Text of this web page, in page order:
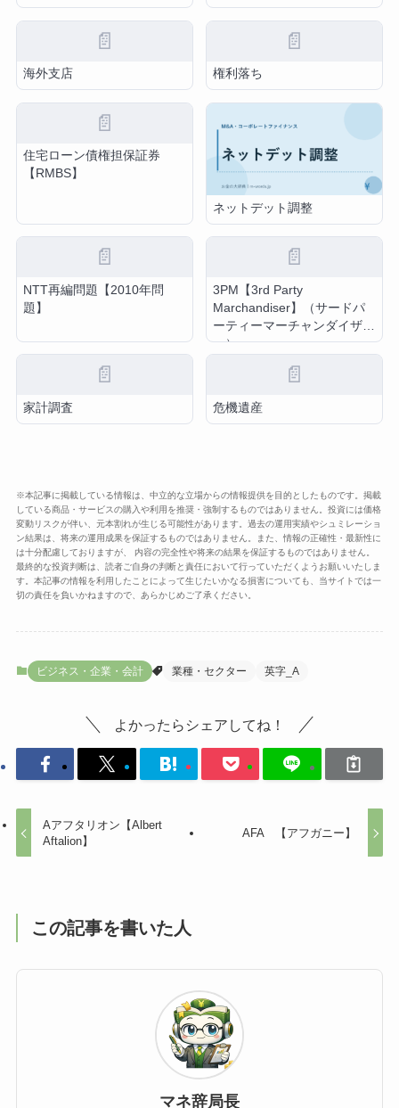
📄
海外支店
📄
権利落ち
📄
住宅ローン債権担保証券
【RMBS】
ネットデット調整
📄
NTT再編問題【2010年問
題】
📄
3PM【3rd Party
Marchandiser】（サードパ
ーティーマーチャンダイザ
ー）
📄
家計調査
📄
危機遺産
※本記事に掲載している情報は、中立的な立場からの情報提供を目的としたものです。掲載
している商品・サービスの購入や利用を推奨・強制するものではありません。投資には価格
変動リスクが伴い、元本割れが生じる可能性があります。過去の運用実績やシュミレーショ
ン結果は、将来の運用成果を保証するものではありません。また、情報の正確性・最新性に
は十分配慮しておりますが、 内容の完全性や将来の結果を保証するものではありません。
最終的な投資判断は、読者ご自身の判断と責任において行っていただくようお願いいたしま
す。本記事の情報を利用したことによって生じたいかなる損害についても、当サイトでは一
切の責任を負いかねますので、あらかじめご了承ください。
ビジネス・企業・会計 業種・セクター 英字_A
よかったらシェアしてね！
Aアフタリオン【Albert
Aftalion】
AFA 【アフガニー】
この記事を書いた人
マネ辞局長